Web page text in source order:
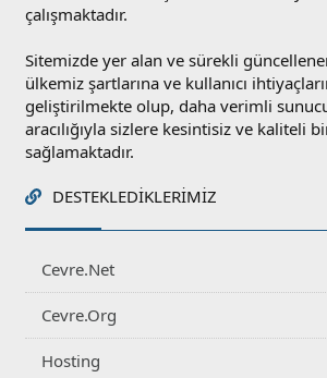
çalışmaktadır.
Sitemizde yer alan ve sürekli
ülkemiz şartlarına ve kullanıcı
geliştirilmekte olup, daha verimli
aracılığıyla sizlere kesintisiz ve kaliteli
sağlamaktadır.
DESTEKLEDIKLERIMIZ
Cevre.Net
Cevre.Org
Hosting